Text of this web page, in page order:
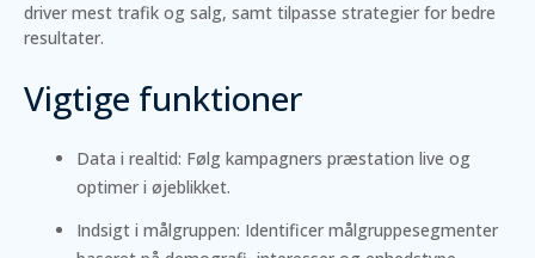
driver mest trafik og salg, samt tilpasse strategier for bedre
resultater.
Vigtige funktioner
Data i realtid: Følg kampagners præstation live og
optimer i øjeblikket.
Indsigt i målgruppen: Identificer målgruppesegmenter